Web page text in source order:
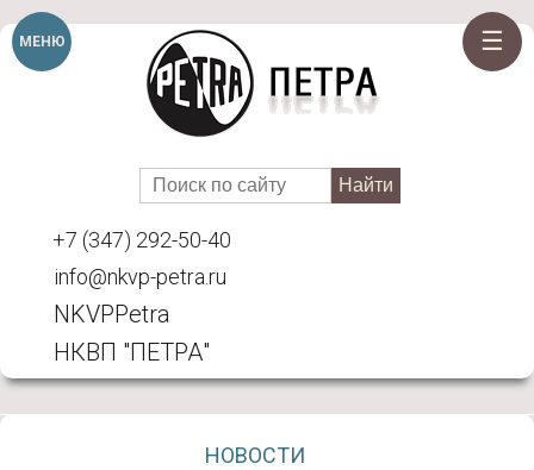
+7 (347) 292-50-40
info@nkvp-petra.ru
NKVPPetra
НКВП ″ПЕТРА″
НОВОСТИ
МЕНЮ ☰